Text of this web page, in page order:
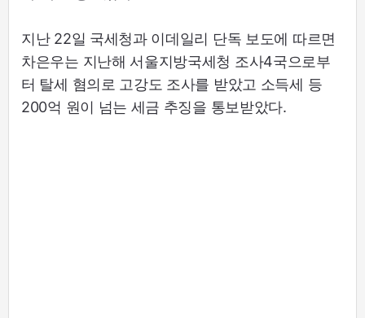
지난 22일 국세청과 이데일리 단독 보도에 따르면
차은우는 지난해 서울지방국세청 조사4국으로부
터 탈세 혐의로 고강도 조사를 받았고 소득세 등
200억 원이 넘는 세금 추징을 통보받았다.